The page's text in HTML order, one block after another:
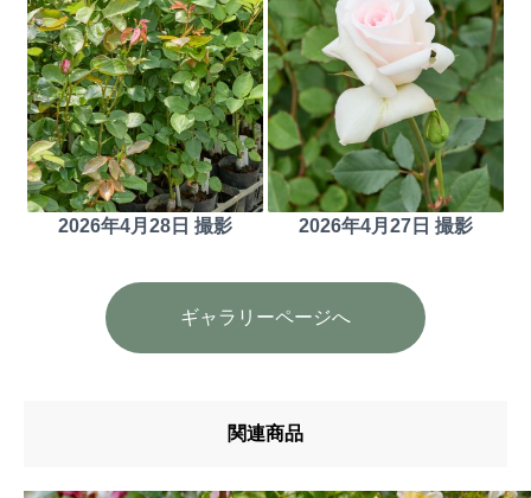
2026年4月28日 撮影 2026年4月27日 撮影
ギャラリーページへ
関連商品